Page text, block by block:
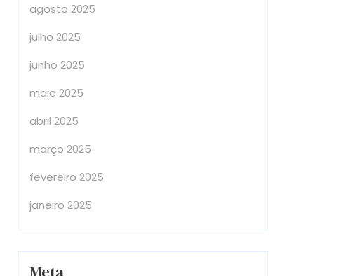
agosto 2025
julho 2025
junho 2025
maio 2025
abril 2025
março 2025
fevereiro 2025
janeiro 2025
Meta